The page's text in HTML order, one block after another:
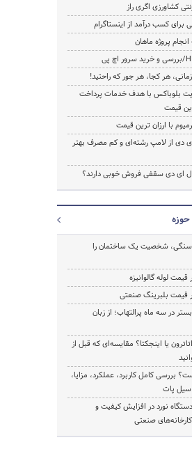
کشاورزی اگری راز
برای کسب درآمد از اینستاگرام
پروژه ماهان
هر کجا، هر جور که راحتید!
بلوباکس با هدف خدمات پرداخت
قیمت
با ارزان ترین قیمت
دی از لامپ رشته‌ای و کم مصرف بهتر
ای دی سقفی فروش خوبی دارند؟
حوزه
سنگی، شخصیت یک ساختمان را
لوله گالوانیزه
قیمت بلبرینگ صنعتی
در سه ماه پرالتهاب؛ از زبان
یا اینجکتا؟ مقایسه‌ای که قبل از
بررسی کامل کاربرد، عملکرد، مزایا،
پات
نورد در افزایش کیفیت و
صنعتی